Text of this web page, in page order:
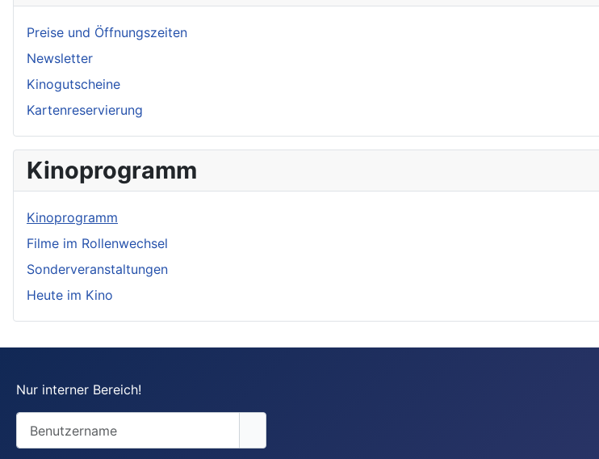
Preise und Öffnungszeiten
Newsletter
Kinogutscheine
Kartenreservierung
Kinoprogramm
Kinoprogramm
Filme im Rollenwechsel
Sonderveranstaltungen
Heute im Kino
Nur interner Bereich!
Benutzername